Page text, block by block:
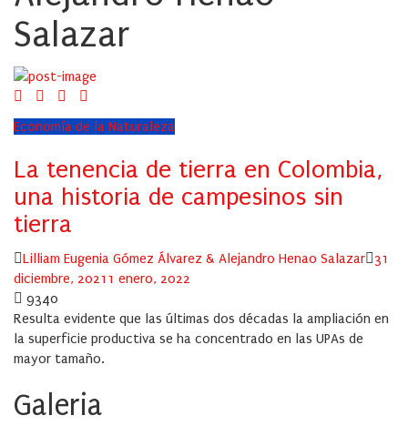
Salazar
Economía de la Naturaleza
La tenencia de tierra en Colombia,
una historia de campesinos sin
tierra
Author
Lilliam Eugenia Gómez Álvarez & Alejandro Henao Salazar
31
diciembre, 2021 1 enero, 2022
9340
Resulta evidente que las últimas dos décadas la ampliación en
la superficie productiva se ha concentrado en las UPAs de
mayor tamaño.
Galeria